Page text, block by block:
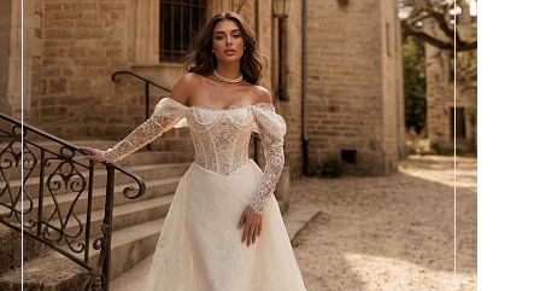
Размеры
42, 44, 46, 48, 50, 52, 54, 56,